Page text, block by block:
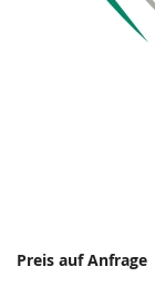
Preis auf Anfrage
Springe